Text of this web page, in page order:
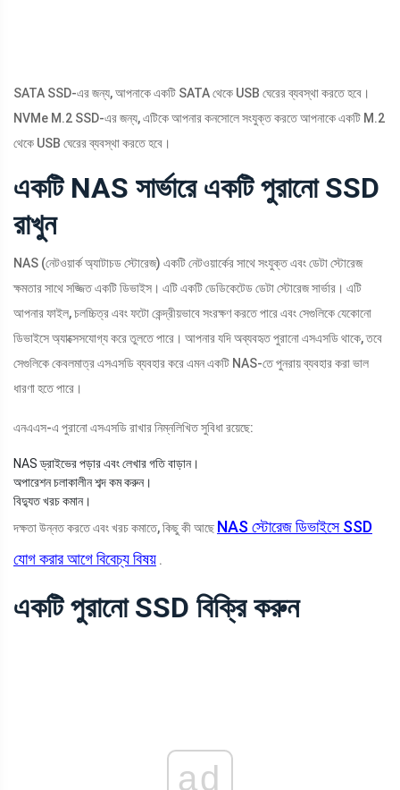
SATA SSD-এর জন্য, আপনাকে একটি SATA থেকে USB ঘেরের ব্যবস্থা করতে হবে।
NVMe M.2 SSD-এর জন্য, এটিকে আপনার কনসোলে সংযুক্ত করতে আপনাকে একটি M.2
থেকে USB ঘেরের ব্যবস্থা করতে হবে।
একটি NAS সার্ভারে একটি পুরানো SSD
রাখুন
NAS (নেটওয়ার্ক অ্যাটাচড স্টোরেজ) একটি নেটওয়ার্কের সাথে সংযুক্ত এবং ডেটা স্টোরেজ
ক্ষমতার সাথে সজ্জিত একটি ডিভাইস। এটি একটি ডেডিকেটেড ডেটা স্টোরেজ সার্ভার। এটি
আপনার ফাইল, চলচ্চিত্র এবং ফটো কেন্দ্রীয়ভাবে সংরক্ষণ করতে পারে এবং সেগুলিকে যেকোনো
ডিভাইসে অ্যাক্সেসযোগ্য করে তুলতে পারে। আপনার যদি অব্যবহৃত পুরানো এসএসডি থাকে, তবে
সেগুলিকে কেবলমাত্র এসএসডি ব্যবহার করে এমন একটি NAS-তে পুনরায় ব্যবহার করা ভাল
ধারণা হতে পারে।
এনএএস-এ পুরানো এসএসডি রাখার নিম্নলিখিত সুবিধা রয়েছে:
NAS ড্রাইভের পড়ার এবং লেখার গতি বাড়ান।
অপারেশন চলাকালীন শব্দ কম করুন।
বিদ্যুত খরচ কমান।
দক্ষতা উন্নত করতে এবং খরচ কমাতে, কিছু কী আছে NAS স্টোরেজ ডিভাইসে SSD
যোগ করার আগে বিবেচ্য বিষয় .
একটি পুরানো SSD বিক্রি করুন
ad